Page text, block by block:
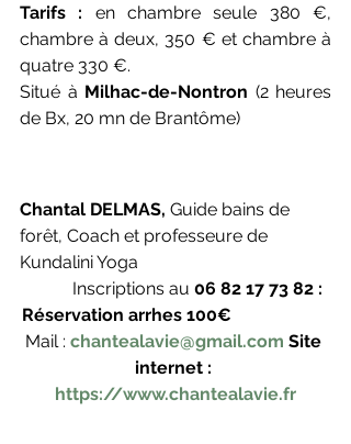
Tarifs : en chambre seule 380 €,
chambre à deux, 350 € et chambre à
quatre 330 €.
Situé à Milhac-de-Nontron (2 heures
de Bx, 20 mn de Brantôme)
Chantal DELMAS, Guide bains de
forêt, Coach et professeure de
Kundalini Yoga
	 Inscriptions au
06 82 17 73 82 :
Réservation arrhes 100€
Mail : chantealavie@gmail.com Site
internet :
https://www.chantealavie.fr